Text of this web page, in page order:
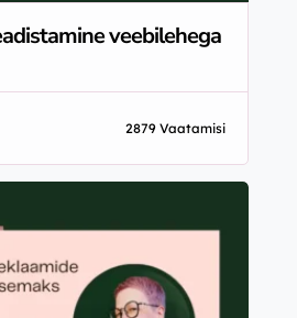
veebilehega
2879 Vaatamisi